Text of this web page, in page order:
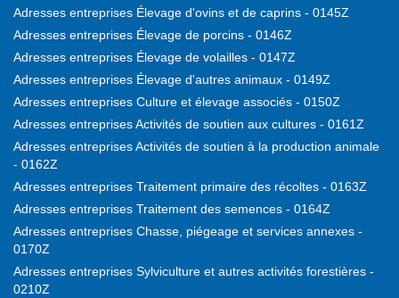
Adresses entreprises Élevage d'ovins et de caprins - 0145Z
Adresses entreprises Élevage de porcins - 0146Z
Adresses entreprises Élevage de volailles - 0147Z
Adresses entreprises Élevage d'autres animaux - 0149Z
Adresses entreprises Culture et élevage associés - 0150Z
Adresses entreprises Activités de soutien aux cultures - 0161Z
Adresses entreprises Activités de soutien à la production animale
- 0162Z
Adresses entreprises Traitement primaire des récoltes - 0163Z
Adresses entreprises Traitement des semences - 0164Z
Adresses entreprises Chasse, piégeage et services annexes -
0170Z
Adresses entreprises Sylviculture et autres activités forestières -
0210Z